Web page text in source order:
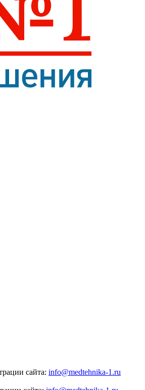
сайта: info@medtehnika-1.ru